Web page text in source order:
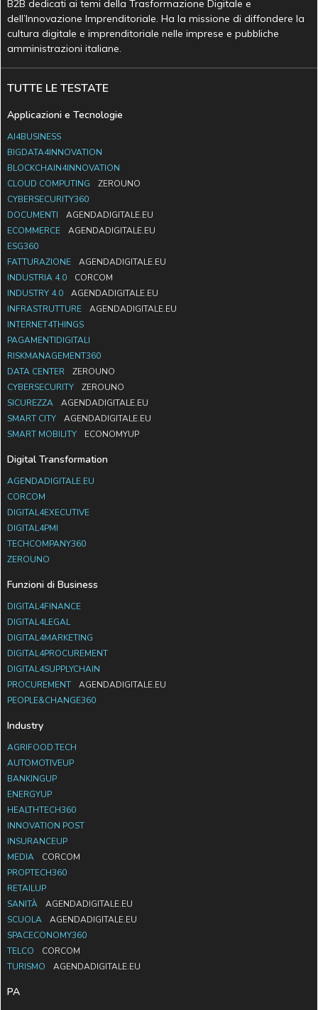
B2B dedicati ai temi della Trasformazione Digitale e
dell’Innovazione Imprenditoriale. Ha la missione di diffondere la
cultura digitale e imprenditoriale nelle imprese e pubbliche
amministrazioni italiane.
TUTTE LE TESTATE
Applicazioni e Tecnologie
AI4BUSINESS
BIGDATA4INNOVATION
BLOCKCHAIN4INNOVATION
CLOUD COMPUTING
ZEROUNO
CYBERSECURITY360
DOCUMENTI
AGENDADIGITALE.EU
ECOMMERCE
AGENDADIGITALE.EU
ESG360
FATTURAZIONE
AGENDADIGITALE.EU
INDUSTRIA 4.0
CORCOM
INDUSTRY 4.0
AGENDADIGITALE.EU
INFRASTRUTTURE
AGENDADIGITALE.EU
INTERNET4THINGS
PAGAMENTIDIGITALI
RISKMANAGEMENT360
DATA CENTER
ZEROUNO
CYBERSECURITY
ZEROUNO
SICUREZZA
AGENDADIGITALE.EU
SMART CITY
AGENDADIGITALE.EU
SMART MOBILITY
ECONOMYUP
Digital Transformation
AGENDADIGITALE.EU
CORCOM
DIGITAL4EXECUTIVE
DIGITAL4PMI
TECHCOMPANY360
ZEROUNO
Funzioni di Business
DIGITAL4FINANCE
DIGITAL4LEGAL
DIGITAL4MARKETING
DIGITAL4PROCUREMENT
DIGITAL4SUPPLYCHAIN
PROCUREMENT
AGENDADIGITALE.EU
PEOPLE&CHANGE360
Industry
AGRIFOOD.TECH
AUTOMOTIVEUP
BANKINGUP
ENERGYUP
HEALTHTECH360
INNOVATION POST
INSURANCEUP
MEDIA
CORCOM
PROPTECH360
RETAILUP
SANITÀ
AGENDADIGITALE.EU
SCUOLA
AGENDADIGITALE.EU
SPACECONOMY360
TELCO
CORCOM
TURISMO
AGENDADIGITALE.EU
PA